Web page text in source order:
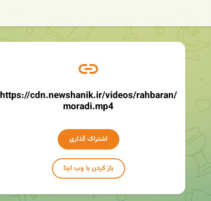
https://cdn.newshanik.ir/videos/rahbaran/
moradi.mp4
اشتراک گذاری
باز کردن با وب ایتا